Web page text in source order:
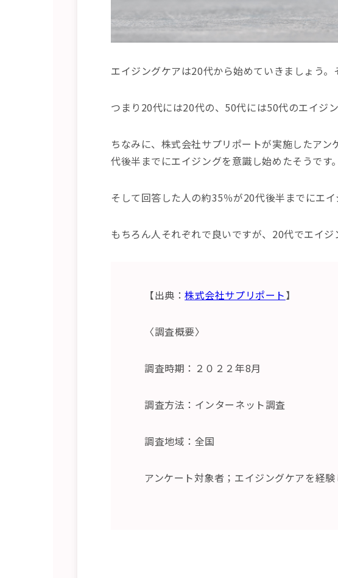
エイジングケアは20代から始めていきましょう
つまり20代には20代の、50代には50代のエイジ
ちなみに、株式会社サプリポートが実施したア
代後半までにエイジングを意識し始めたそうです。
そして回答した人の約35％が20代後半までにエイ
もちろん人それぞれで良いですが、20代でエイ
【出典：株式会社サプリポート】
〈調査概要〉
調査時期：２０２２年8月
調査方法：インターネット調査
調査地域：全国
アンケート対象者；エイジングケアを経